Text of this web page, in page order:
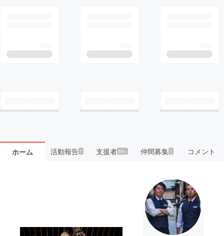
ホーム 活動報告1 支援者99+ 仲間募集 1 コメント